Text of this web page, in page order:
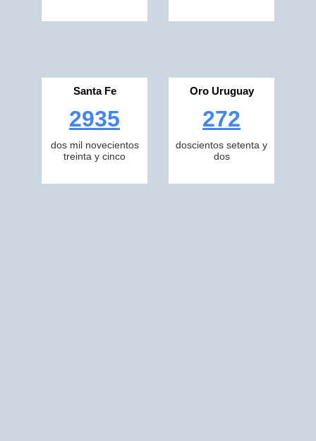
Santa Fe
2935
dos mil novecientos
treinta y cinco
Oro Uruguay
272
doscientos setenta y
dos